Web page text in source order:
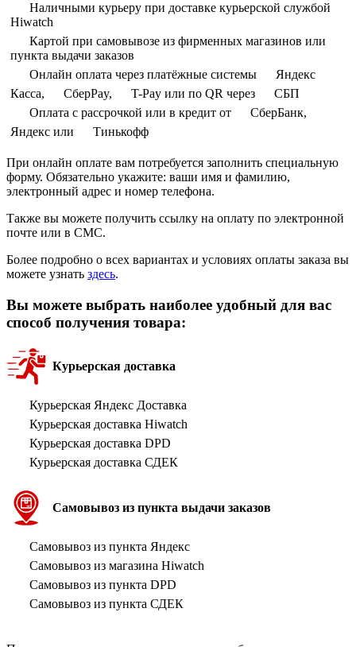
Наличными курьеру при доставке курьерской службой
Hiwatch
Картой при самовывозе из фирменных магазинов или
пункта выдачи заказов
Онлайн оплата через платёжные системы
Яндекс
Касса,
СберPay, T-Pay или по QR через
СБП
Оплата с рассрочкой или в кредит от
СберБанк,
Яндекс или
Тинькофф
При онлайн оплате вам потребуется заполнить специальную
форму. Обязательно укажите: ваши имя и фамилию,
электронный адрес и номер телефона.
Также вы можете получить ссылку на оплату по электронной
почте или в СМС.
Более подробно о всех вариантах и условиях оплаты заказа вы
можете узнать здесь.
Вы можете выбрать наиболее удобный для вас
способ получения товара:
Курьерская доставка
Курьерская Яндекс Доставка
Курьерская доставка Hiwatch
Курьерская доставка DPD
Курьерская доставка СДЕК
Самовывоз из пункта выдачи заказов
Самовывоз из пункта Яндекс
Самовывоз из магазина Hiwatch
Самовывоз из пункта DPD
Самовывоз из пункта СДЕК